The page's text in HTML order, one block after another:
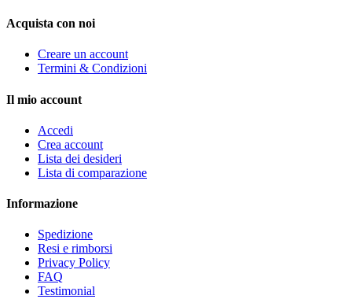
Acquista con noi
Creare un account
Termini & Condizioni
Il mio account
Accedi
Crea account
Lista dei desideri
Lista di comparazione
Informazione
Spedizione
Resi e rimborsi
Privacy Policy
FAQ
Testimonial